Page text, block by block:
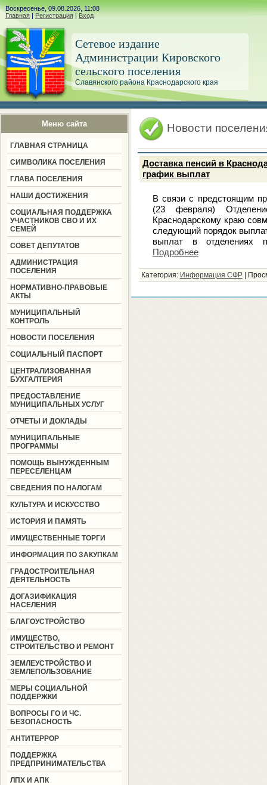
Воскресенье, 09.08.2026, 11:08
Главная | Регистрация | Вход
Сетевое издание
Администрации Кировского
сельского поселения
Славянского района Краснодарского края
Меню сайта
ГЛАВНАЯ СТРАНИЦА
СИМВОЛИКА ПОСЕЛЕНИЯ
ГЛАВА ПОСЕЛЕНИЯ
НАШИ ДОСТИЖЕНИЯ
СОЦИАЛЬНАЯ ПОДДЕРЖКА
УЧАСТНИКОВ СВО И ИХ
СЕМЕЙ
СОВЕТ ДЕПУТАТОВ
АДМИНИСТРАЦИЯ
ПОСЕЛЕНИЯ
НОРМАТИВНО-ПРАВОВЫЕ
АКТЫ
МУНИЦИПАЛЬНЫЙ
КОНТРОЛЬ
НОВОСТИ ПОСЕЛЕНИЯ
СОЦИАЛЬНЫЙ ПАСПОРТ
ЦЕНТРАЛИЗОВАННАЯ
БУХГАЛТЕРИЯ
ПРЕДОСТАВЛЕНИЕ
МУНИЦИПАЛЬНЫХ УСЛУГ
ОТЧЕТЫ И ДОКЛАДЫ
МУНИЦИПАЛЬНЫЕ
ПРОГРАММЫ
ПОМОЩЬ ВЫНУЖДЕННЫМ
ПЕРЕСЕЛЕНЦАМ
СВЕДЕНИЯ ПО НАЛОГАМ
КУЛЬТУРА И ИСКУССТВО
ИСТОРИЯ И ПАМЯТЬ
ИМУЩЕСТВЕННЫЕ ТОРГИ
ИНФОРМАЦИЯ ПО ЗАКУПКАМ
ГРАДОСТРОИТЕЛЬНАЯ
ДЕЯТЕЛЬНОСТЬ
ДОГАЗИФИКАЦИЯ
НАСЕЛЕНИЯ
БЛАГОУСТРОЙСТВО
ИМУЩЕСТВО,
СТРОИТЕЛЬСТВО И РЕМОНТ
ЗЕМЛЕУСТРОЙСТВО И
ЗЕМЛЕПОЛЬЗОВАНИЕ
МЕРЫ СОЦИАЛЬНОЙ
ПОДДЕРЖКИ
ВОПРОСЫ ГО И ЧС.
БЕЗОПАСНОСТЬ
АНТИТЕРРОР
ПОДДЕРЖКА
ПРЕДПРИНИМАТЕЛЬСТВА
ЛПХ И АПК
Новости
Доставка пенсий в
график выплат
В связи с предстоящим
(23 февраля)
Краснодарскому краю
следующий порядок
выплат в отделениях
Подробнее
Категория: Информация СФР